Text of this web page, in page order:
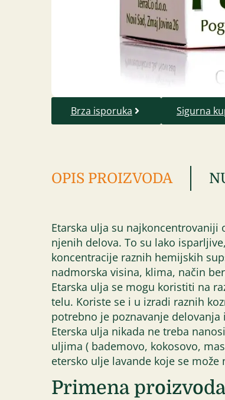
Brza isporuka Sigurna
OPIS PROIZVODA
Etarska ulja su
njenih delova. To su lako
koncentracije raznih hemijskih
nadmorska visina, klima, način
Etarska ulja se mogu koristiti na
telu. Koriste se i u izradi raznih
potrebno je poznavanje
Eterska ulja nikada ne treba
uljima ( bademovo, kokosovo,
etersko ulje lavande koje se
Primena proizvoda